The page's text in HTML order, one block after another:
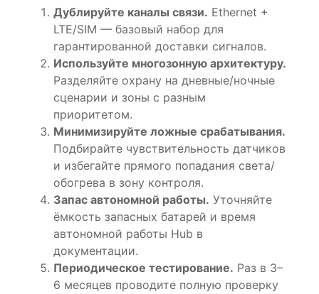
Дублируйте каналы связи. Ethernet +
LTE/SIM — базовый набор для
гарантированной доставки сигналов.
Используйте многозонную архитектуру.
Разделяйте охрану на дневные/ночные
сценарии и зоны с разным
приоритетом.
Минимизируйте ложные срабатывания.
Подбирайте чувствительность датчиков
и избегайте прямого попадания света/
обогрева в зону контроля.
Запас автономной работы. Уточняйте
ёмкость запасных батарей и время
автономной работы Hub в
документации.
Периодическое тестирование. Раз в 3–
6 месяцев проводите полную проверку